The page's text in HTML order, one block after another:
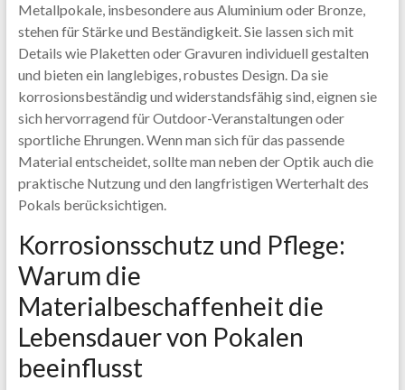
Metallpokale, insbesondere aus Aluminium oder Bronze,
stehen für Stärke und Beständigkeit. Sie lassen sich mit
Details wie Plaketten oder Gravuren individuell gestalten
und bieten ein langlebiges, robustes Design. Da sie
korrosionsbeständig und widerstandsfähig sind, eignen sie
sich hervorragend für Outdoor-Veranstaltungen oder
sportliche Ehrungen. Wenn man sich für das passende
Material entscheidet, sollte man neben der Optik auch die
praktische Nutzung und den langfristigen Werterhalt des
Pokals berücksichtigen.
Korrosionsschutz und Pflege:
Warum die
Materialbeschaffenheit die
Lebensdauer von Pokalen
beeinflusst